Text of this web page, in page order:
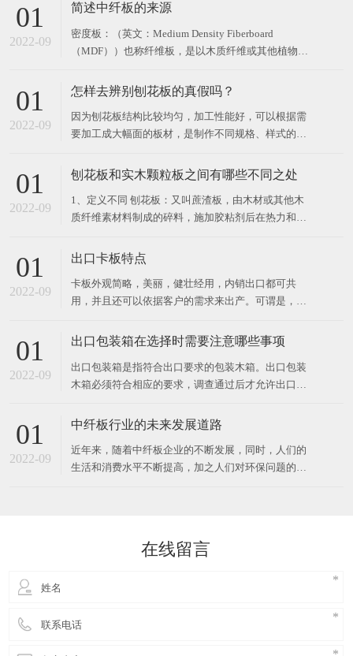
01
2022-09
简述中纤板的来源
密度板：（英文：Medium Density Fiberboard
（MDF））也称纤维板，是以木质纤维或其他植物纤
人造板材。按其密度的不同，分为高密度板、中密度
工，在国外是制作家私的一种良好材料，但
01
2022-09
怎样去辨别刨花板的真假吗？
因为刨花板结构比较均匀，加工性能好，可以根据需
要加工成大幅面的板材，是制作不同规格、样式的家
假吗？ 一、看刨花板表面装饰层 “刨花板”层，纹理
感，光泽柔和，手感细腻；同时它的抗紫外线能力，
强烈的色彩稳定
01
2022-09
刨花板和实木颗粒板之间有哪些不同之处
1、定义不同 刨花板：又叫蔗渣板，由木材或其他木
质纤维素材料制成的碎料，施加胶粘剂后在热力和压
具制造和建筑工业及火车、汽车车厢制造。 实木颗粒
维，中间夹长质木纤维，施加胶粘剂后在热力和压力
作用下胶合成
01
2022-09
出口卡板特点
卡板外观简略，美丽，健壮经用，内销出口都可共
用，并且还可以依据客户的需求来出产。可谓是，实
送包装容器，也是商品运送包装的首要容器之一。出
出口资料做出的木箱可直接出口到外地外国.因为具有
其可以因地制宜，
01
2022-09
出口包装箱在选择时需要注意哪些事项
出口包装箱是指符合出口要求的包装木箱。出口包装
木箱必须符合相应的要求，调查通过后才允许出口，
选购时应该留心哪些？ 1、出口包装箱在进行出口的
的外表必须要润滑，不能呈现划伤的情况，这样的出
口包装箱是不合格
01
2022-09
中纤板行业的未来发展道路
近年来，随着中纤板企业的不断发展，同时，人们的
生活和消费水平不断提高，加之人们对环保问题的关
纤板行业的经济发在线留言